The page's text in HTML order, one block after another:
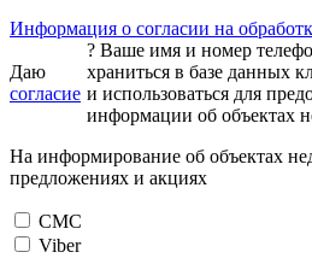
Информация о согласии на
Даю
согласие
? Ваше имя и номер
храниться в базе данных
и использоваться для
информации об объектах
На информирование об объектах
предложениях и акциях
СМС
Viber